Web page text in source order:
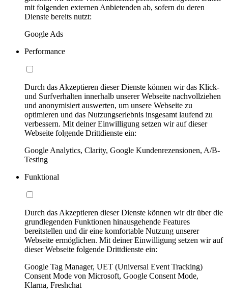
mit folgenden externen Anbietenden ab, sofern du deren
Dienste bereits nutzt:
Google Ads
Performance
Durch das Akzeptieren dieser Dienste können wir das Klick-
und Surfverhalten innerhalb unserer Webseite nachvollziehen
und anonymisiert auswerten, um unsere Webseite zu
optimieren und das Nutzungserlebnis insgesamt laufend zu
verbessern. Mit deiner Einwilligung setzen wir auf dieser
Webseite folgende Drittdienste ein:
Google Analytics, Clarity, Google Kundenrezensionen, A/B-
Testing
Funktional
Durch das Akzeptieren dieser Dienste können wir dir über die
grundlegenden Funktionen hinausgehende Features
bereitstellen und dir eine komfortable Nutzung unserer
Webseite ermöglichen. Mit deiner Einwilligung setzen wir auf
dieser Webseite folgende Drittdienste ein:
Google Tag Manager, UET (Universal Event Tracking)
Consent Mode von Microsoft, Google Consent Mode,
Klarna, Freshchat